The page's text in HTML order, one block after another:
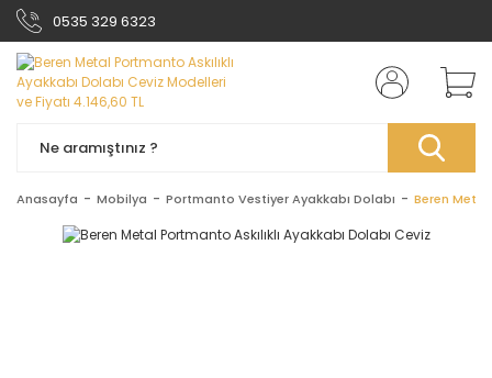
0535 329 6323
Anasayfa Mobilya Portmanto Vestiyer Ayakkabı Dolabı Beren Metal